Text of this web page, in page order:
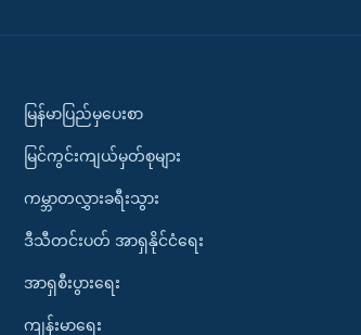
မြန်မာပြည်မှပေးစာ
မြင်ကွင်းကျယ်မှတ်စုများ
ကမ္ဘာတလွှားခရီးသွား
ဒီသီတင်းပတ် အာရှနိုင်ငံရေး
အာရှစီးပွားရေး
ကျန်းမာရေး